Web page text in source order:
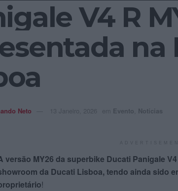
V4 R
na
Neto 13 Janeiro, 2026 em Evento Notícias
versão MY26 da superbike Ducati Panigale
da Ducati Lisboa, tendo ainda sido
!